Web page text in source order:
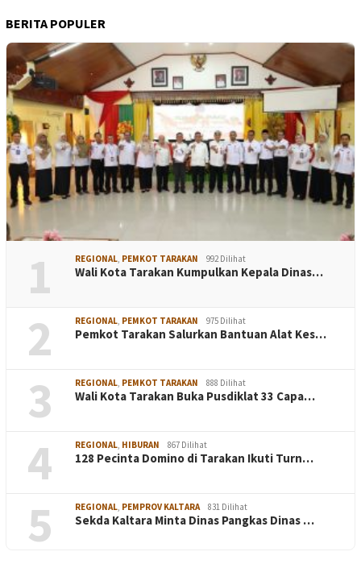
BERITA POPULER
1 REGIONAL PEMKOT TARAKAN 992 Dilihat
Wali Kota Tarakan Kumpulkan Kepala Dinas…
2 REGIONAL PEMKOT TARAKAN 975 Dilihat
Pemkot Tarakan Salurkan Bantuan Alat Kes…
3 REGIONAL PEMKOT TARAKAN 888 Dilihat
Wali Kota Tarakan Buka Pusdiklat 33 Capa…
4 REGIONAL HIBURAN 867 Dilihat
128 Pecinta Domino di Tarakan Ikuti Turn…
5 REGIONAL PEMPROV KALTARA 831 Dilihat
Sekda Kaltara Minta Dinas Pangkas Dinas …